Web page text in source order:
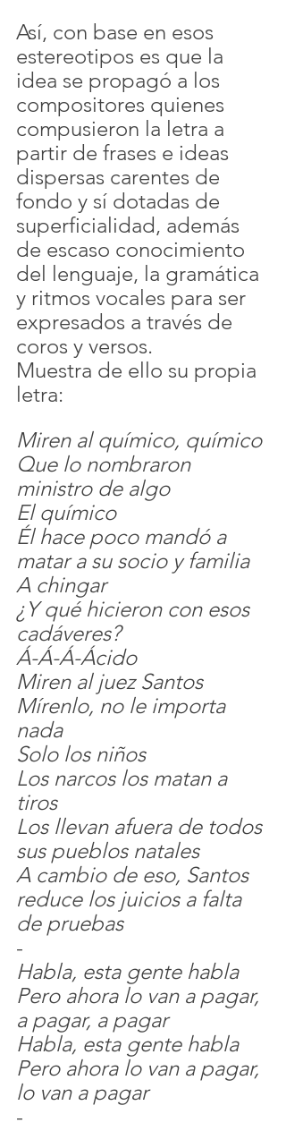
Así, con base en esos
estereotipos es que la
idea se propagó a los
compositores quienes
compusieron la letra a
partir de frases e ideas
dispersas carentes de
fondo y sí dotadas de
superficialidad, además
de escaso conocimiento
del lenguaje, la gramática
y ritmos vocales para ser
expresados a través de
coros y versos.
Muestra de ello su propia
letra:
Miren al químico, químico
Que lo nombraron
ministro de algo
El químico
Él hace poco mandó a
matar a su socio y familia
A chingar
¿Y qué hicieron con esos
cadáveres?
Á-Á-Á-Ácido
Miren al juez Santos
Mírenlo, no le importa
nada
Solo los niños
Los narcos los matan a
tiros
Los llevan afuera de todos
sus pueblos natales
A cambio de eso, Santos
reduce los juicios a falta
de pruebas
-
Habla, esta gente habla
Pero ahora lo van a pagar,
a pagar, a pagar
Habla, esta gente habla
Pero ahora lo van a pagar,
lo van a pagar
-